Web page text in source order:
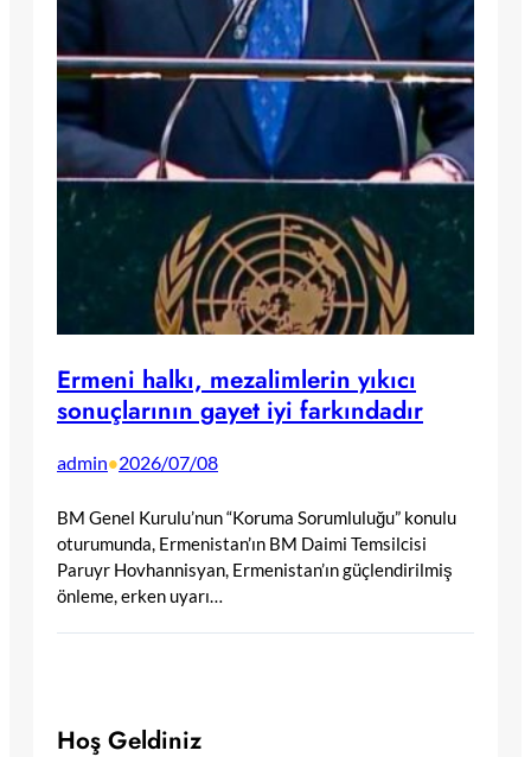
Ermeni halkı, mezalimlerin yıkıcı
sonuçlarının gayet iyi farkındadır
admin•2026/07/08
BM Genel Kurulu’nun “Koruma Sorumluluğu” konulu
oturumunda, Ermenistan’ın BM Daimi Temsilcisi
Paruyr Hovhannisyan, Ermenistan’ın güçlendirilmiş
önleme, erken uyarı…
Hoş Geldiniz